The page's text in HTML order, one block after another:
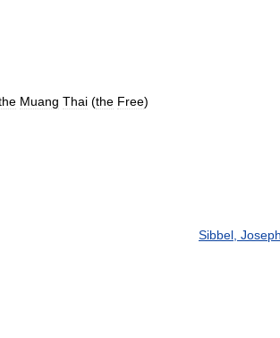
Muang Thai (the Free)
Sibbel, Joseph